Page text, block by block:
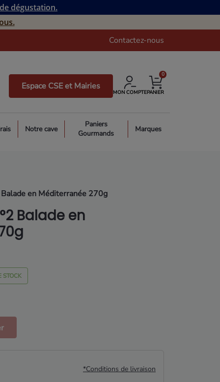
dégustation.
Contactez-nous
Espace CSE et Mairies
MON COMPTEPANIER
0
Notre cave
Paniers
Gourmands
Marques
en Méditerranée 270g
Balade en
STOCK
*Conditions de livraison